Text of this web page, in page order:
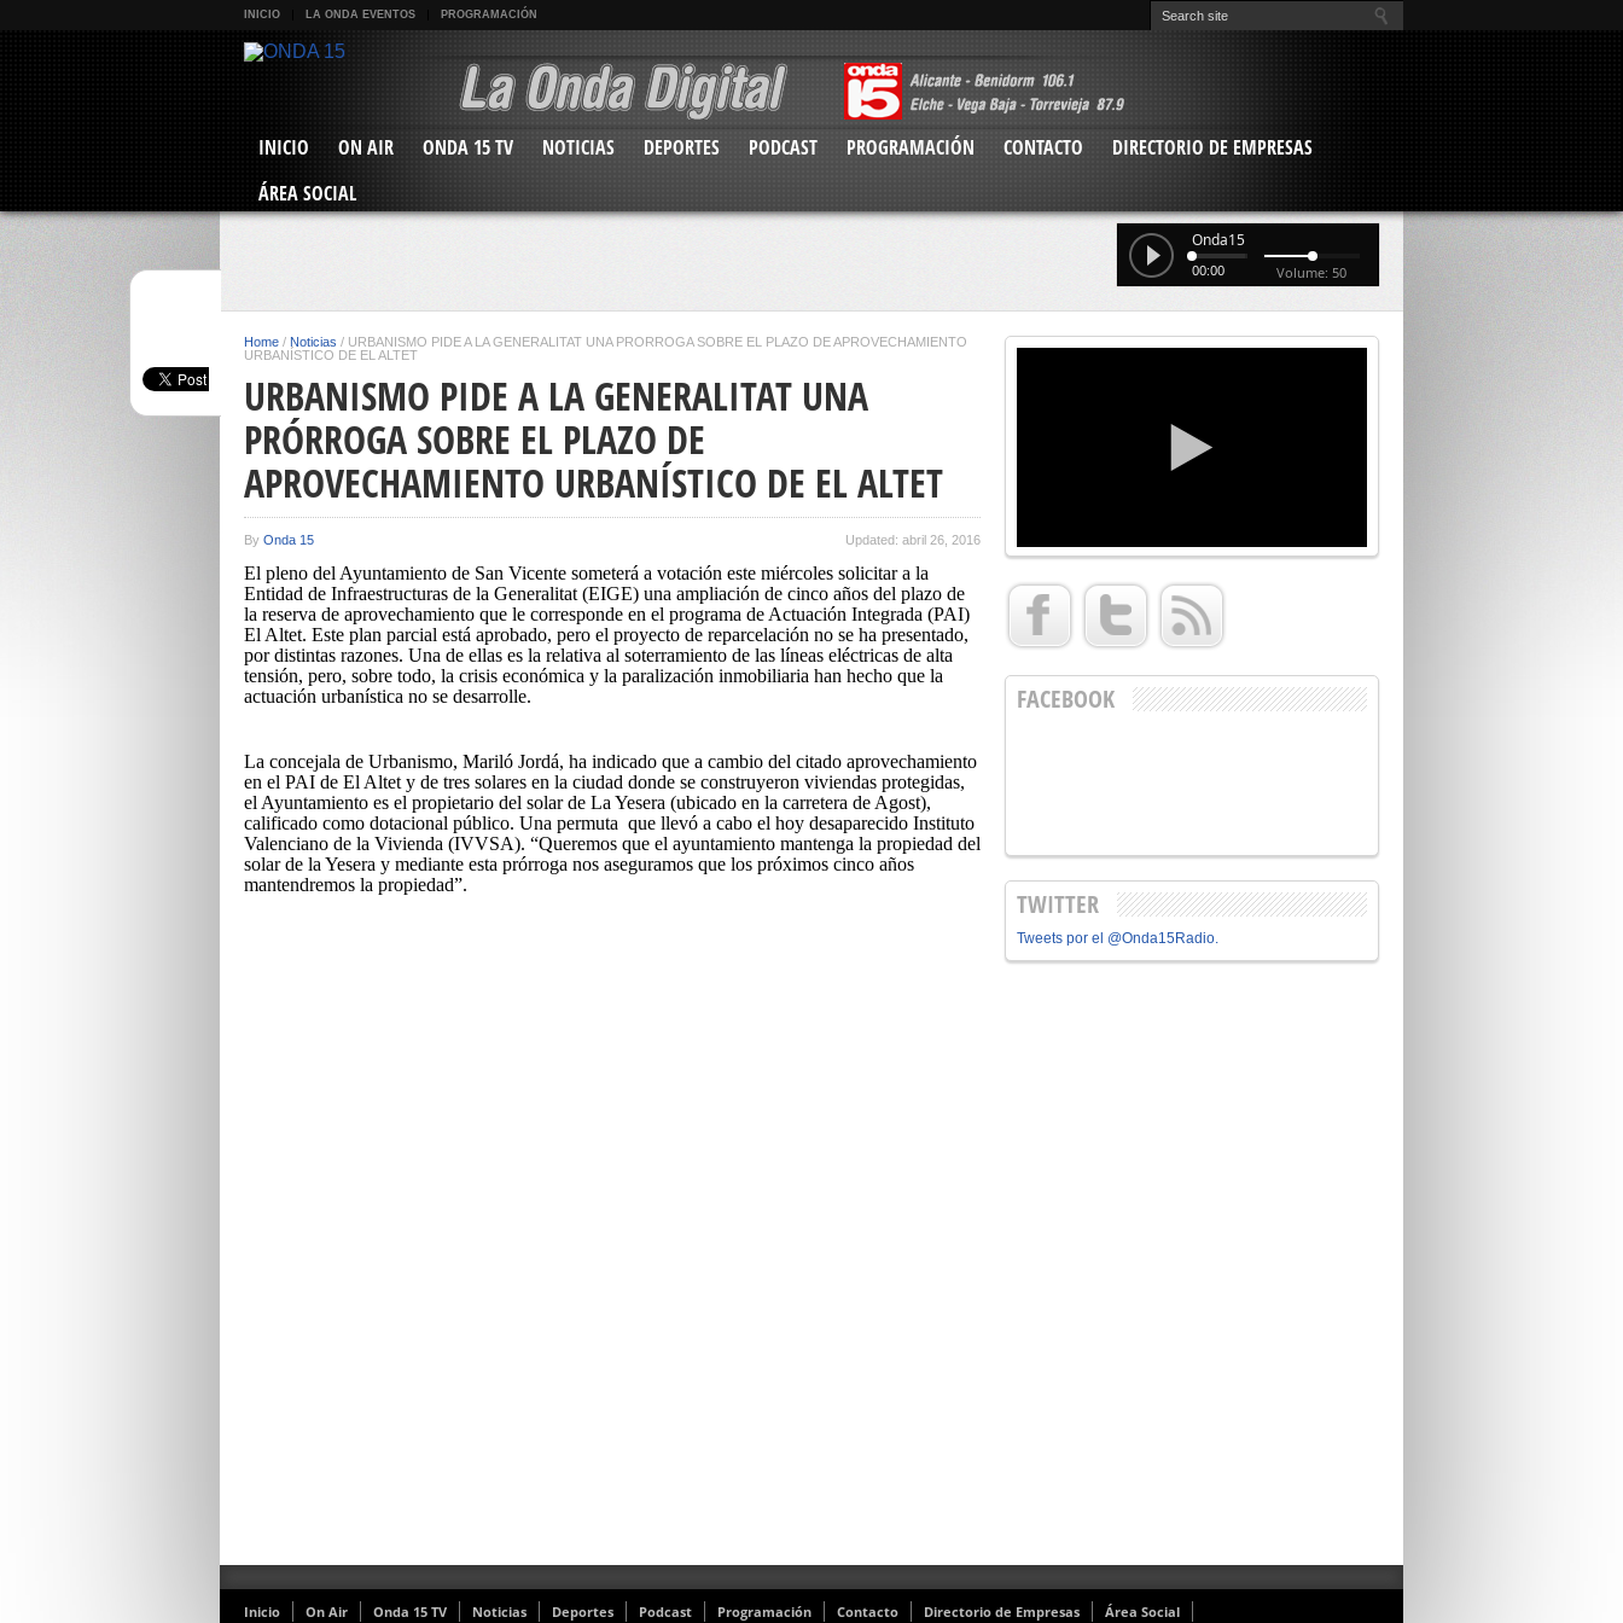
INICIO LA ONDA EVENTOS PROGRAMACIÓN
INICIO ON AIR ONDA 15 TV NOTICIAS DEPORTES PODCAST PROGRAMACIÓN CONTACTO
DIRECTORIO DE EMPRESAS
ÁREA SOCIAL
Onda15
00:00 Volume: 50
Home / Noticias / URBANISMO PIDE A LA GENERALITAT UNA PRÓRROGA SOBRE EL PLAZO DE APROVECHAMIENTO
URBANÍSTICO DE EL ALTET
URBANISMO PIDE A LA GENERALITAT UNA
PRÓRROGA SOBRE EL PLAZO DE
APROVECHAMIENTO URBANÍSTICO DE EL ALTET
By Onda 15 Updated: abril 26, 2016
El pleno del Ayuntamiento de San Vicente someterá a votación este miércoles solicitar a la
Entidad de Infraestructuras de la Generalitat (EIGE) una ampliación de cinco años del plazo de
la reserva de aprovechamiento que le corresponde en el programa de Actuación Integrada (PAI)
El Altet. Este plan parcial está aprobado, pero el proyecto de reparcelación no se ha presentado,
por distintas razones. Una de ellas es la relativa al soterramiento de las líneas eléctricas de alta
tensión, pero, sobre todo, la crisis económica y la paralización inmobiliaria han hecho que la
actuación urbanística no se desarrolle.
La concejala de Urbanismo, Mariló Jordá, ha indicado que a cambio del citado aprovechamiento
en el PAI de El Altet y de tres solares en la ciudad donde se construyeron viviendas protegidas,
el Ayuntamiento es el propietario del solar de La Yesera (ubicado en la carretera de Agost),
calificado como dotacional público. Una permuta que llevó a cabo el hoy desaparecido Instituto
Valenciano de la Vivienda (IVVSA). “Queremos que el ayuntamiento mantenga la propiedad del
solar de la Yesera y mediante esta prórroga nos aseguramos que los próximos cinco años
mantendremos la propiedad”.
FACEBOOK
TWITTER
Tweets por el @Onda15Radio.
Inicio On Air Onda 15 TV Noticias Deportes Podcast Programación Contacto Directorio de Empresas Área Social